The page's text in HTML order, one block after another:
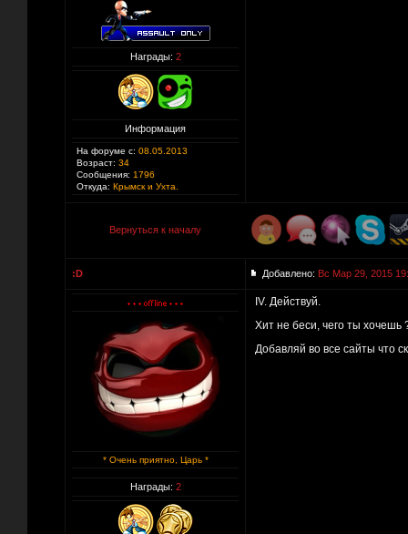
Награды: 2
Информация
На форуме с: 08.05.2013
Возраст: 34
Сообщения: 1796
Откуда: Крымск и Ухта.
Вернуться к началу
:D Добавлено: Вс Мар 29, 2015
* Очень приятно, Царь *
Награды: 2
IV. Действуй.
Хит не беси, чего ты
Добавляй во все сайты что